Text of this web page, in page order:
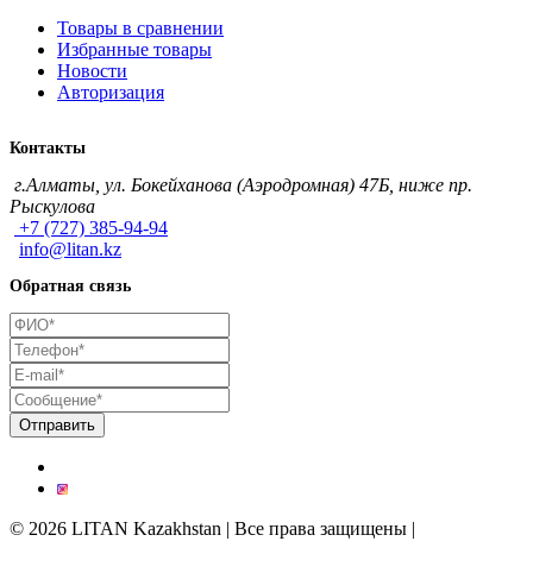
Товары в сравнении
Избранные товары
Новости
Авторизация
Контакты
г.Алматы, ул. Бокейханова (Аэродромная) 47Б, ниже пр.
Рыскулова
+7 (727) 385-94-94
info@litan.kz
Обратная связь
© 2026 LITAN Kazakhstan | Все права защищены |